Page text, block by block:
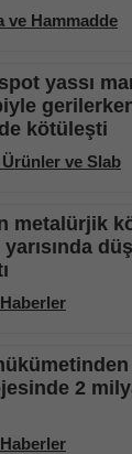
ve Hammadde
yassı
kötüleşti
Ürünler ve Slab
metalürjik
yarısında
2